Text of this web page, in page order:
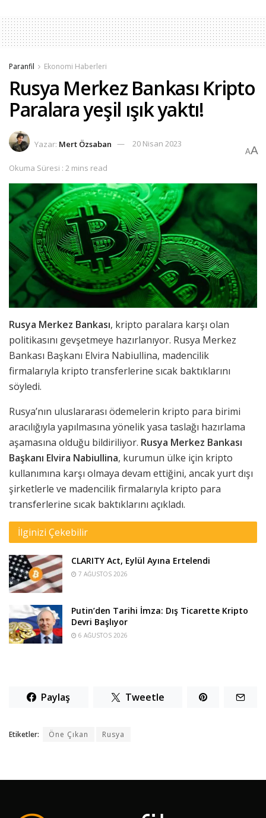
Paranfil Ekonomi Haberleri
Rusya Merkez Bankası Kripto
Paralara yeşil ışık yaktı!
Yazar: Mert Özsaban 20 Nisan 2023
Okuma Süresi : 2 mins read
AA
Rusya Merkez Bankası, kripto paralara karşı olan
politikasını gevşetmeye hazırlanıyor. Rusya Merkez
Bankası Başkanı Elvira Nabiullina, madencilik
firmalarıyla kripto transferlerine sıcak baktıklarını
söyledi.
Rusya’nın uluslararası ödemelerin kripto para birimi
aracılığıyla yapılmasına yönelik yasa taslağı hazırlama
aşamasına olduğu bildiriliyor. Rusya Merkez Bankası
Başkanı Elvira Nabiullina, kurumun ülke için kripto
kullanımına karşı olmaya devam ettiğini, ancak yurt dışı
şirketlerle ve madencilik firmalarıyla kripto para
transferlerine sıcak baktıklarını açıkladı.
İlginizi Çekebilir
CLARITY Act, Eylül Ayına Ertelendi
7 AĞUSTOS 2026
Putin’den Tarihi İmza: Dış Ticarette Kripto
Devri Başlıyor
6 AĞUSTOS 2026
Paylaş Tweetle
Etiketler: Öne Çıkan Rusya